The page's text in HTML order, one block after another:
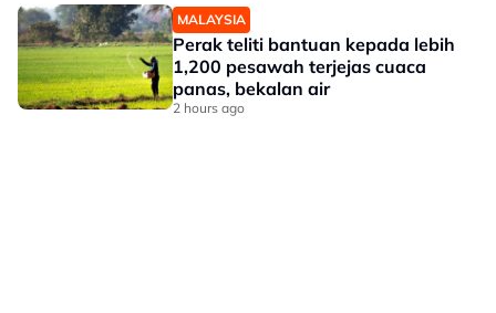
MALAYSIA
Perak teliti bantuan kepada lebih
1,200 pesawah terjejas cuaca
panas, bekalan air
2 hours ago